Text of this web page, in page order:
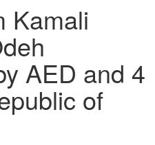
Kamali
AED and 4
of